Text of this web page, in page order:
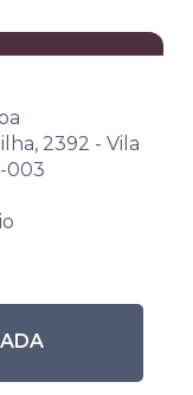
2392 - Vila
003